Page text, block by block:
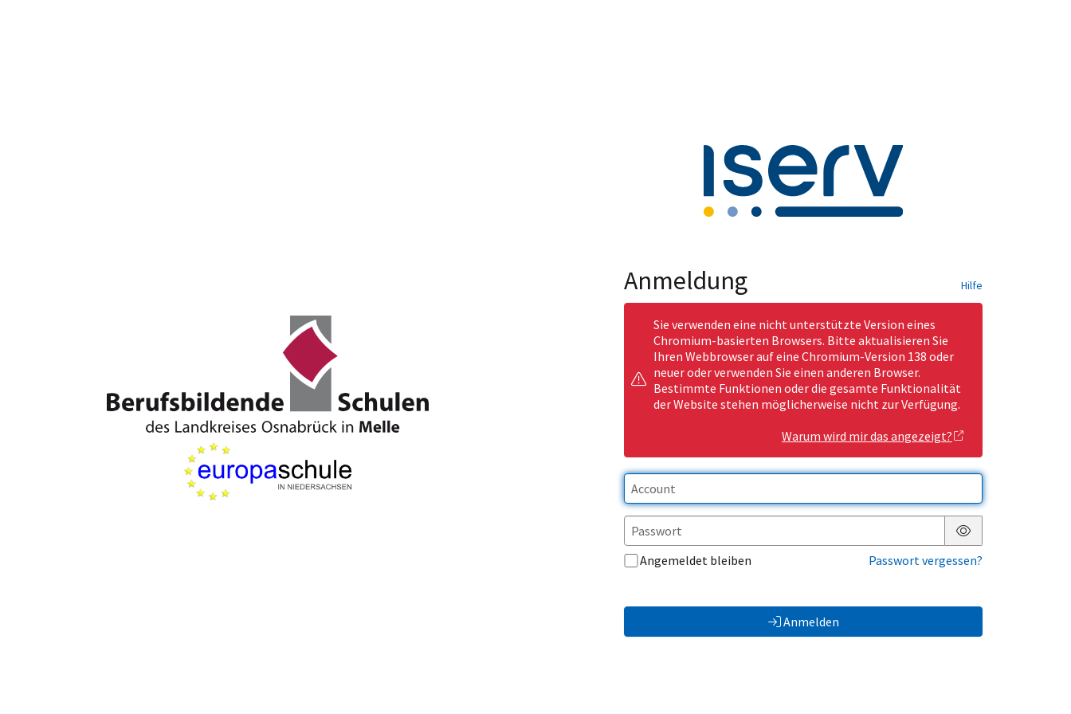
Anmeldung Hilfe
Sie verwenden eine nicht unterstützte Version eines
Chromium-basierten Browsers. Bitte aktualisieren Sie
Ihren Webbrowser auf eine Chromium-Version 138 oder
neuer oder verwenden Sie einen anderen Browser.
Bestimmte Funktionen oder die gesamte Funktionalität
der Website stehen möglicherweise nicht zur Verfügung.
Warum wird mir das angezeigt?
Passwort anzeigen
Angemeldet bleiben
Passwort vergessen?
Anmelden